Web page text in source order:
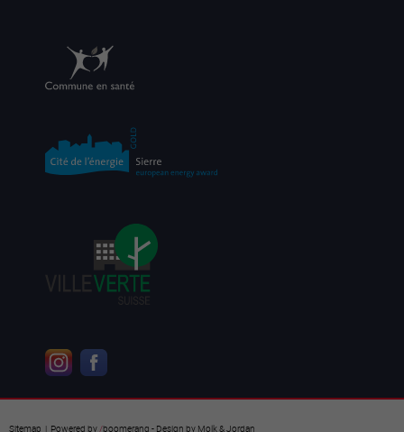
Sitemap | Powered by/boomerang - Design by Molk & Jordan